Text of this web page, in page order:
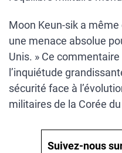
Moon Keun-sik a
une menace absolue
Unis. » Ce
l’inquiétude
sécurité face à
militaires de la Corée
Suivez-nous